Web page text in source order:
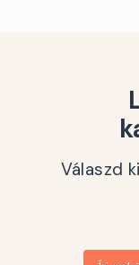
Válaszd